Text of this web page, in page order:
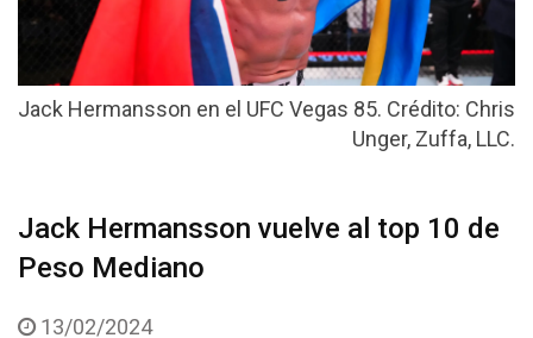
Jack Hermansson en el UFC Vegas 85. Crédito: Chris
Unger, Zuffa, LLC.
Jack Hermansson vuelve al top 10 de
Peso Mediano
13/02/2024